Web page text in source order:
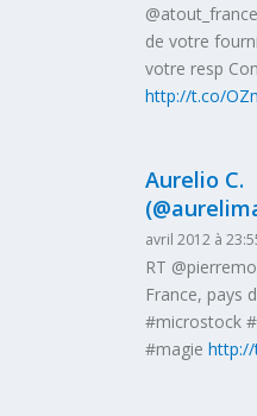
de votre
votre resp
http://t.co/
Aurelio C.
avril 2012 à
RT
France, pays
#microstock
#magiehttp://